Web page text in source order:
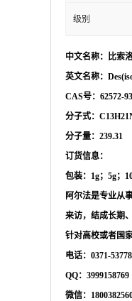
级别
中文名称：比索
英文名称：
CAS号：62572-
分子式：
分子量： 239.31
订货信息：
包装： 1g；5g；
阿尔法是专业从
来访，结成长期
针对高校或者国
电话： 0371-
QQ：3999158769
微信：